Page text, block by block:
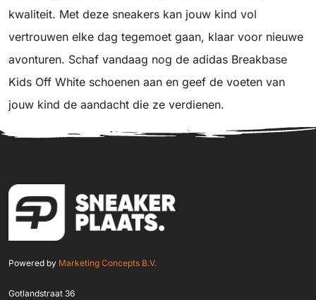
kwaliteit. Met deze sneakers kan jouw kind vol
vertrouwen elke dag tegemoet gaan, klaar voor nieuwe
avonturen. Schaf vandaag nog de adidas Breakbase
Kids Off White schoenen aan en geef de voeten van
jouw kind de aandacht die ze verdienen.
Powered by Marketing Concepts B.V.
Gotlandstraat 36